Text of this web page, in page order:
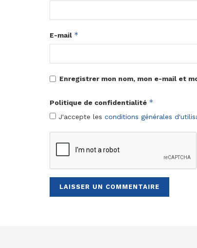
E-mail *
Enregistrer mon nom, mon e-mail et
Politique de confidentialité *
J'accepte les conditions générales